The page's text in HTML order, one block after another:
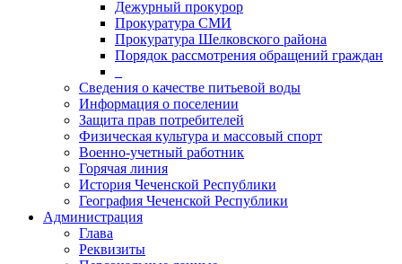
Дежурный прокурор
Прокуратура СМИ
Прокуратура Шелковского района
Порядок рассмотрения обращений граждан
Сведения о качестве питьевой воды
Информация о поселении
Защита прав потребителей
Физическая культура и массовый спорт
Военно-учетный работник
Горячая линия
История Чеченской Республики
География Чеченской Республики
Администрация
Глава
Реквизиты